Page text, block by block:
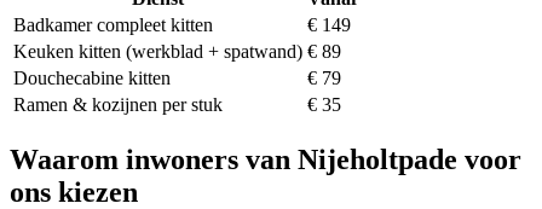
Badkamer compleet kitten
€ 149
Keuken kitten (werkblad + spatwand) € 89
Douchecabine kitten
€ 79
Ramen & kozijnen per stuk
€ 35
Waarom inwoners van Nijeholtpade voor
ons kiezen